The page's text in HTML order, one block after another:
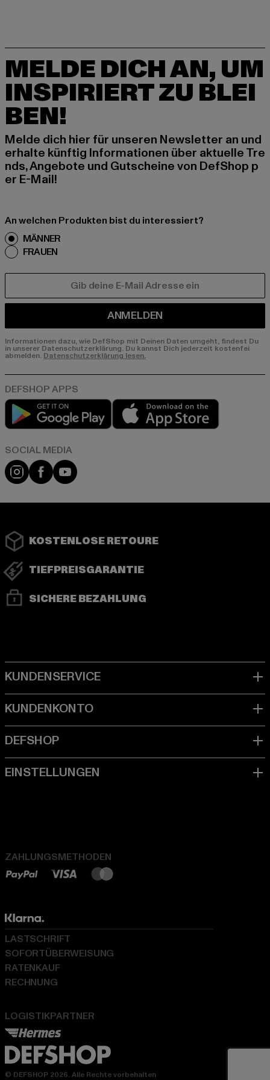
MELDE DICH AN, UM
INSPIRIERT ZU BLEI
BEN!
Melde dich hier für unseren Newsletter an und
erhalte künftig Informationen über aktuelle Tre
nds, Angebote und Gutscheine von DefShop p
er E-Mail!
An welchen Produkten bist du interessiert?
MÄNNER
FRAUEN
ANMELDEN
Informationen dazu, wie DefShop mit Deinen Daten umgeht, findest Du
in unserer Datenschutzerklärung. Du kannst Dich jederzeit kostenfei
abmelden. Datenschutzerklärung lesen.
Play market
Instagram
FacebookYouTube
KOSTENLOSE RETOURE
TIEFPREISGARANTIE
SICHERE BEZAHLUNG
ZAHLUNGSMETHODEN
LOGISTIKPARTNER
LASTSCHRIFT
SOFORTÜBERWEISUNG
RATENKAUF
RECHNUNG
© DEFSHOP 2026. Alle Rechte vorbehalten